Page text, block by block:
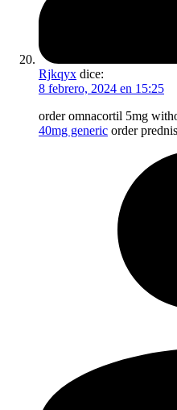
Rjkqyx dice:
8 febrero, 2024 en 15:25
order omnacortil 5mg
40mg generic order